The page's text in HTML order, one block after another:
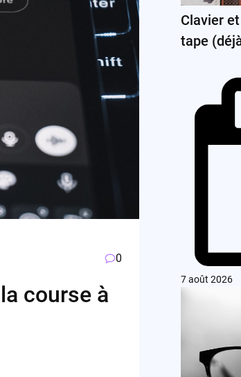
0
course à
Clavier
tape
7 août 2026